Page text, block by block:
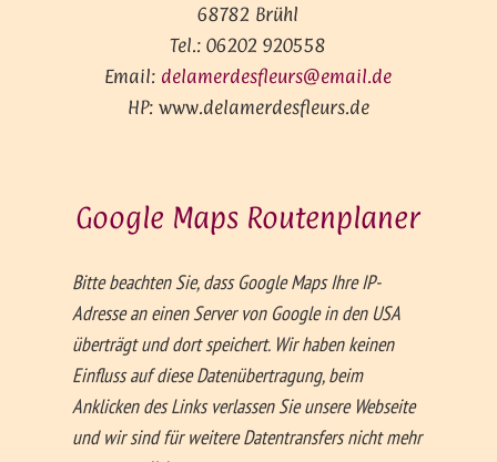
68782 Brühl
Tel.: 06202 920558
Email: delamerdesfleurs@email.de
HP: www.delamerdesfleurs.de
Google Maps Routen­planer
Bitte beachten Sie, dass Google Maps Ihre IP-
Adresse an einen Server von Google in den USA
überträgt und dort speichert. Wir haben keinen
Einfluss auf diese Datenübertragung, beim
Anklicken des Links verlassen Sie unsere Webseite
und wir sind für weitere Datentransfers nicht mehr